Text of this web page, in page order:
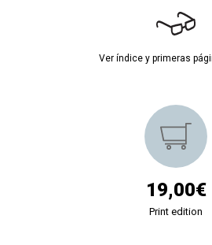
Ver índice y primeras
19,00€
Print edition